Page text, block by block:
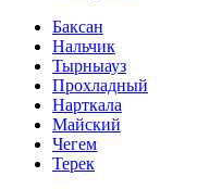
Баксан
Нальчик
Тырныауз
Прохладный
Нарткала
Майский
Чегем
Терек